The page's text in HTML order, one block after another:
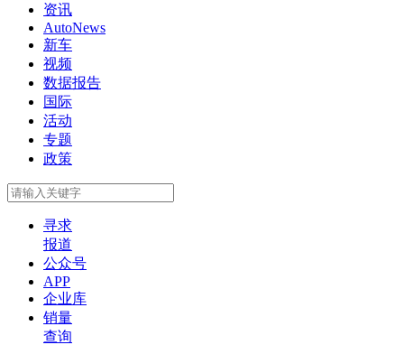
资讯
AutoNews
新车
视频
数据报告
国际
活动
专题
政策
寻求
报道
公众号
APP
企业库
销量
查询